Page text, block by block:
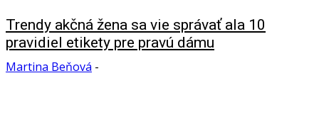
Trendy akčná žena sa vie správať ala 10
pravidiel etikety pre pravú dámu
Martina Beňová -